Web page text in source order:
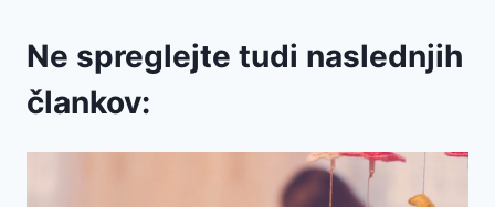
Ne spreglejte tudi naslednjih
člankov: